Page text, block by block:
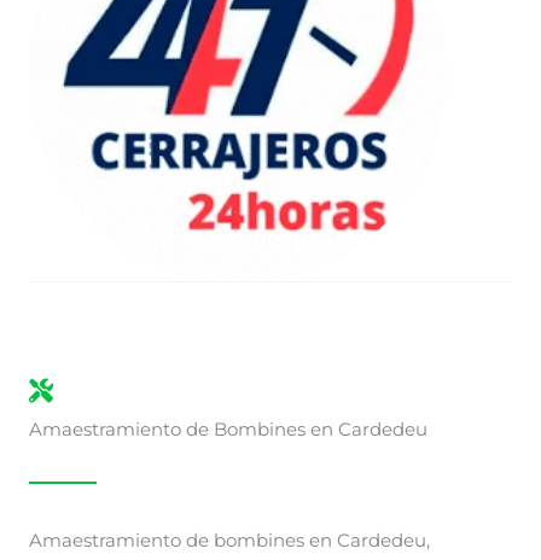
Amaestramiento de Bombines en Cardedeu
Amaestramiento de bombines en Cardedeu,